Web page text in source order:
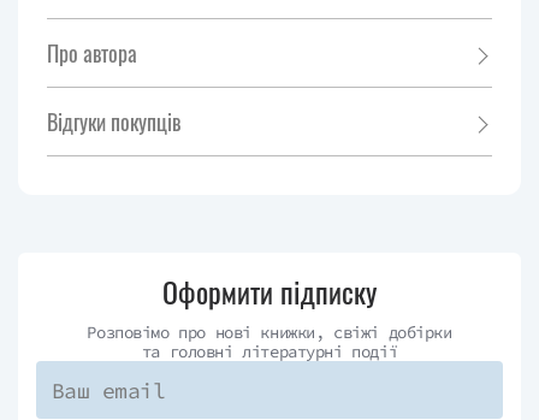
Про автора
Відгуки покупців
Оформити підписку
Розповімо про нові книжки, свіжі добірки
та головні літературні події